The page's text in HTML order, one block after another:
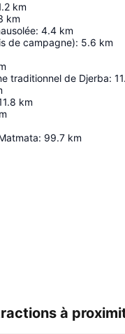
km
km
: 4.4 km
de campagne): 5.6 km
traditionnel de Djerba:
km
: 99.7 km
à